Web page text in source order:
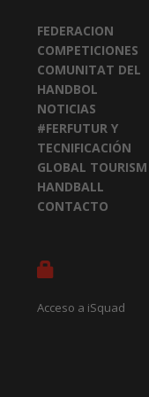
FEDERACION
COMPETICIONES
COMUNITAT DEL
HANDBOL
NOTICIAS
#FERFUTUR Y
TECNIFICACIÓN
GLOBAL TOURISM
HANDBALL
CONTACTO
Acceso a iSquad